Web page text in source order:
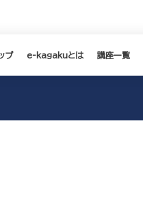
プ e-kagakuとは 講座一覧